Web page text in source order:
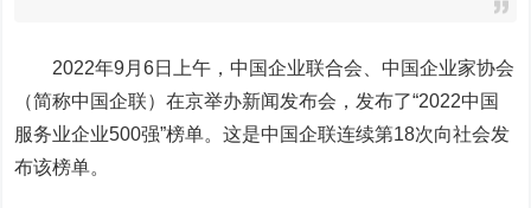
2022年9月6日上午，中国企业联合会、中国企业家协会
（简称中国企联）在京举办新闻发布会，发布了“2022中国
服务业企业500强”榜单。这是中国企联连续第18次向社会发
布该榜单。